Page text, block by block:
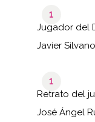
1
Jugador del
Javier
1
Retrato del
José Ángel